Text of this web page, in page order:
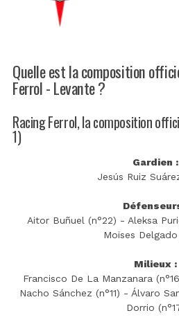
Quelle est la composition
Ferrol - Levante ?
Racing Ferrol, la composition
1)
Gardien :
Jesús Ruiz
Aitor Buñuel (n°22) - Aleksa
Moises Delgado
Milieux :
Francisco De La Manzanara
Nacho Sánchez (n°11) - Álvaro
Dorrio